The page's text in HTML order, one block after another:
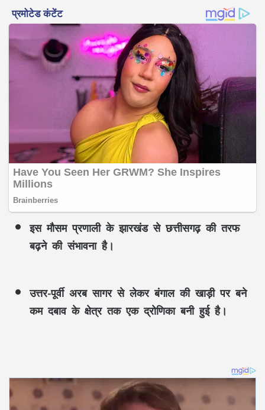
इस मौसम प्रणाली के झारखंड से छत्तीसगढ़ की तरफ
बढ़ने की संभावना है।
उत्तर-पूर्वी अरब सागर से लेकर बंगाल की खाड़ी पर बने
कम दबाव के क्षेत्र तक एक द्रोणिका बनी हुई है।